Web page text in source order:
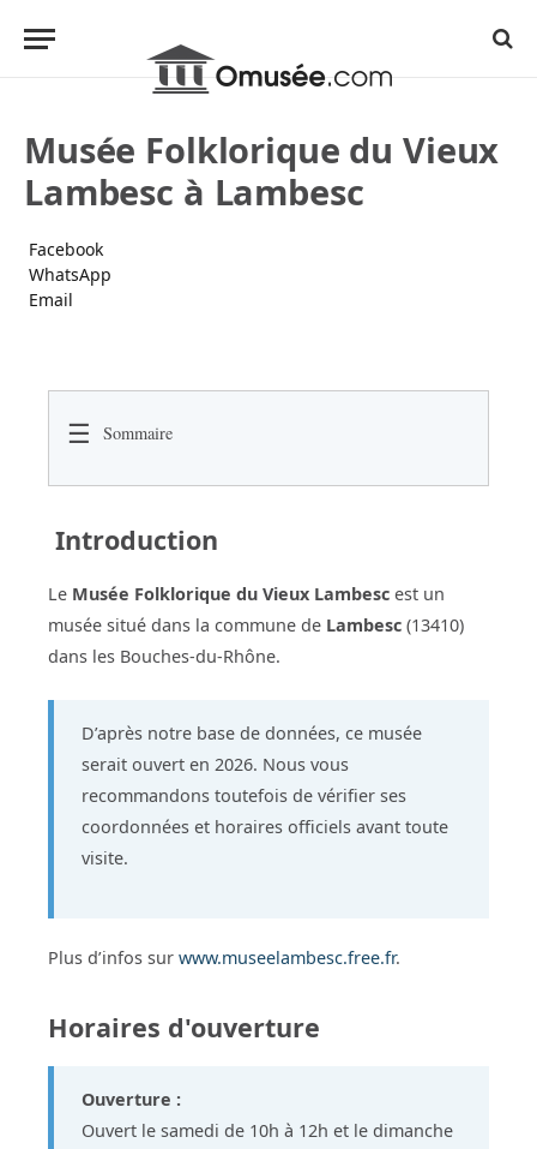
Musée Folklorique du Vieux
Lambesc à Lambesc
Facebook
WhatsApp
Email
☰ Sommaire
Introduction
Le Musée Folklorique du Vieux Lambesc est un
musée situé dans la commune de Lambesc (13410)
dans les Bouches-du-Rhône.
D’après notre base de données, ce musée
serait ouvert en 2026. Nous vous
recommandons toutefois de vérifier ses
coordonnées et horaires officiels avant toute
visite.
Plus d’infos sur www.museelambesc.free.fr.
Horaires d'ouverture
Ouverture :
Ouvert le samedi de 10h à 12h et le dimanche